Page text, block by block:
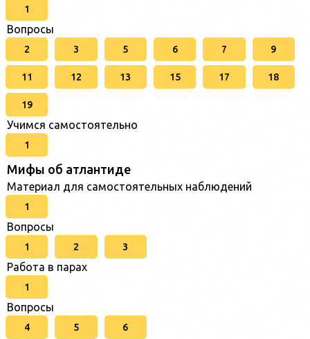
1
Вопросы
2 3 5 6 7 9
11 12 13 15 17 18
19
Учимся самостоятельно
1
Мифы об атлантиде
Материал для самостоятельных наблюдений
1
Вопросы
1 2 3
Работа в парах
1
Вопросы
4 5 6